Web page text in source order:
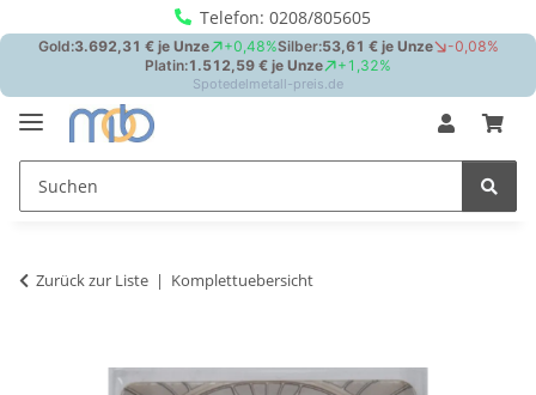
Telefon: 0208/805605
Zurück zur Liste Komplettuebersicht